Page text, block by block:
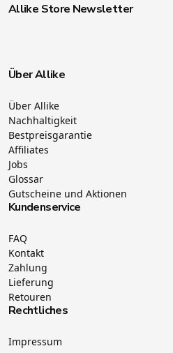
Allike Store Newsletter
Über Allike
Über Allike
Nachhaltigkeit
Bestpreisgarantie
Affiliates
Jobs
Glossar
Gutscheine und Aktionen
Kundenservice
FAQ
Kontakt
Zahlung
Lieferung
Retouren
Rechtliches
Impressum